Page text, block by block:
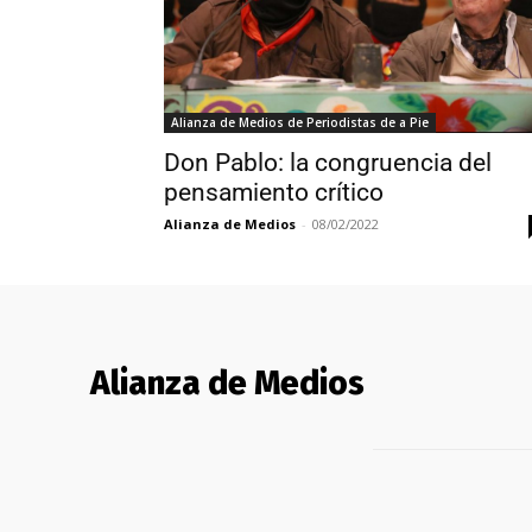
Alianza de Medios de Periodistas de a Pie
Don Pablo: la congruencia del
pensamiento crítico
Alianza de Medios - 08/02/2022
Alianza de Medios